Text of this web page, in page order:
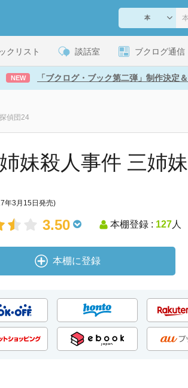
クリスト 談話室 ブクログ通信
NEW 「ブクログ・ブック第二弾」制作決定
偵団24
妹殺人事件 三姉
年3月15日発売)
3.50 本棚登録 : 127人
本棚に登録